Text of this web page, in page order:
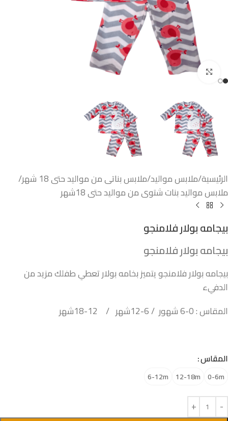
اضغط للتكبير
الرئيسية/ملابس مواليد/ملابس بناتى من مواليد حتى 18 شهر
/
ملابس مواليد بنات شتوى من مواليد حتى 18شهر
بيجامه بولار فلامنجو
بيجامه بولار فلامنجو
بيجامه بولار فلامنجو يتميز بخامه بولار تعطي طفلك مزيد من
الدفيء
المقاس : 0-6 شهور / 6-12شهر / 12-18شهر
المقاس
0-6m
12-18m
6-12m